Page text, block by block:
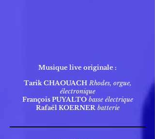
Musique live originale :
Tarik CHAOUACH Rhodes, orgue,
électronique
François PUYALTO basse électrique
Rafaël KOERNER batterie